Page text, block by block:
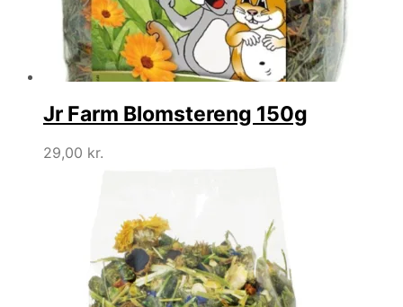
Jr Farm Blomstereng 150g
29,00 kr.